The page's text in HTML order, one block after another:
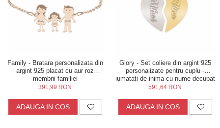
Family - Bratara personalizata din
argint 925 placat cu aur roz
membrii familiei
391,99 RON
ADAUGA IN COS
Glory - Set coliere din argint 925
personalizate pentru cuplu -
jumatati de inima cu nume decupat
591,64 RON
ADAUGA IN COS